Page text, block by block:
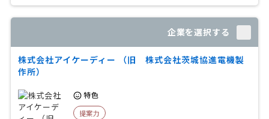
企業を選択する
株式会社アイケーディー （旧 株式会社茨城協進電機製
作所）
特色
提案力